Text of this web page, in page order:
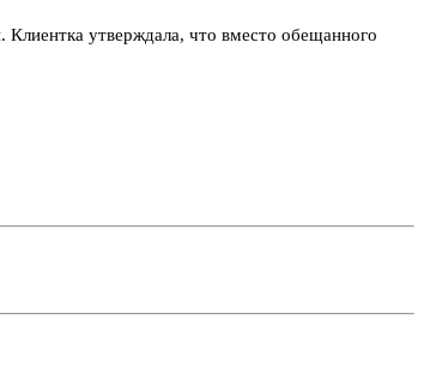
Клиентка утверждала, что вместо обещанного